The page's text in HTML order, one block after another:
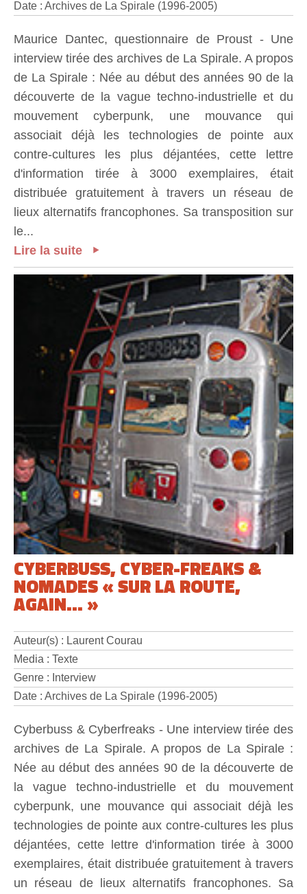
Date : Archives de La Spirale (1996-2005)
Maurice Dantec, questionnaire de Proust - Une
interview tirée des archives de La Spirale. A propos
de La Spirale : Née au début des années 90 de la
découverte de la vague techno-industrielle et du
mouvement cyberpunk, une mouvance qui
associait déjà les technologies de pointe aux
contre-cultures les plus déjantées, cette lettre
d'information tirée à 3000 exemplaires, était
distribuée gratuitement à travers un réseau de
lieux alternatifs francophones. Sa transposition sur
le...
Lire la suite
CYBERBUSS, CYBER-FREAKS &
NOMADES « SUR LA ROUTE,
AGAIN... »
Auteur(s) : Laurent Courau
Media : Texte
Genre : Interview
Date : Archives de La Spirale (1996-2005)
Cyberbuss & Cyberfreaks - Une interview tirée des
archives de La Spirale. A propos de La Spirale :
Née au début des années 90 de la découverte de
la vague techno-industrielle et du mouvement
cyberpunk, une mouvance qui associait déjà les
technologies de pointe aux contre-cultures les plus
déjantées, cette lettre d'information tirée à 3000
exemplaires, était distribuée gratuitement à travers
un réseau de lieux alternatifs francophones. Sa